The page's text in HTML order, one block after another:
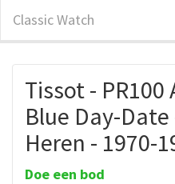
Classic Watch
Tissot -
Blue Day-
Heren - 1970-
Doe een bod